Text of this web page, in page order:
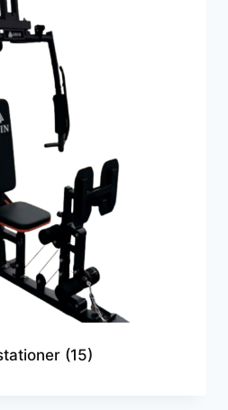
(15)